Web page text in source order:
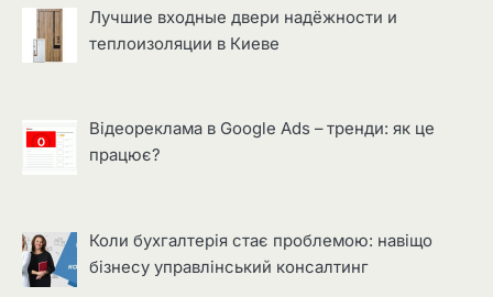
Лучшие входные двери надёжности и
теплоизоляции в Киеве
Відеореклама в Google Ads – тренди: як це
працює?
Коли бухгалтерія стає проблемою: навіщо
бізнесу управлінський консалтинг